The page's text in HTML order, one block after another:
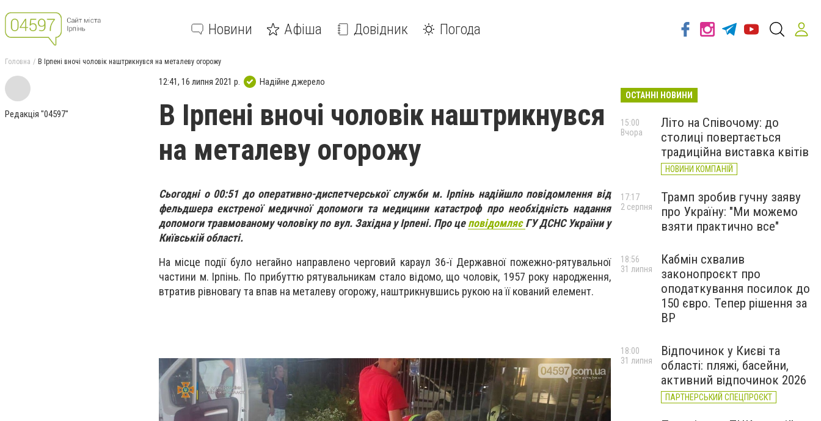
Новини Афіша Довідник Погода
Головна В Ірпені вночі чоловік наштрикнувся на металеву огорожу
Редакція "04597"
12:41, 16 липня 2021 р. Надійне джерело
В Ірпені вночі чоловік наштрикнувся
на металеву огорожу
Сьогодні о 00:51 до оперативно-диспетчерської служби м. Ірпінь надійшло повідомлення від
фельдшера екстреної медичної допомоги та медицини катастроф про необхідність надання
допомоги травмованому чоловіку по вул. Західна у Ірпені. Про цеповідомляєГУ ДСНС України у
Київській області.
На місце події було негайно направлено черговий караул 36-ї Державної пожежно-рятувальної
частини м. Ірпінь. По прибуттю рятувальникам стало відомо, що чоловік, 1957 року народження,
втратив рівновагу та впав на металеву огорожу, наштрикнувшись рукою на її кований елемент.
ОСТАННІ НОВИНИ
Літо на Співочому: до
столиці повертається
традиційна виставка квітів
НОВИНИ КОМПАНІЙ
15:00
Вчора
Трамп зробив гучну заяву
про Україну: "Ми можемо
взяти практично все"
17:17
2 серпня
Кабмін схвалив
законопроєкт про
оподаткування посилок до
150 євро. Тепер рішення за
ВР
18:56
31 липня
Відпочинок у Києві та
області: пляжі, басейни,
активний відпочинок 2026
ПАРТНЕРСЬКИЙ СПЕЦПРОЄКТ
18:00
31 липня